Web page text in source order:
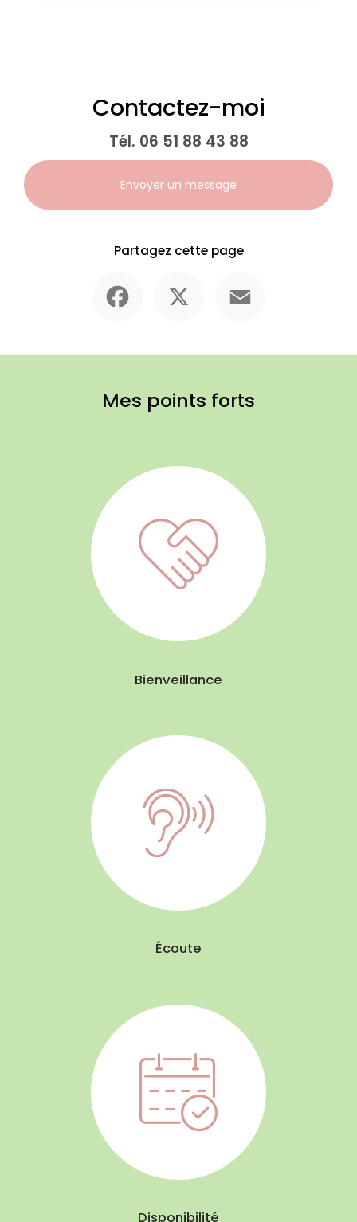
Contactez-moi
Tél. 06 51 88 43 88
Envoyer un message
Partagez cette page
Mes points forts
Bienveillance
Écoute
Disponibilité